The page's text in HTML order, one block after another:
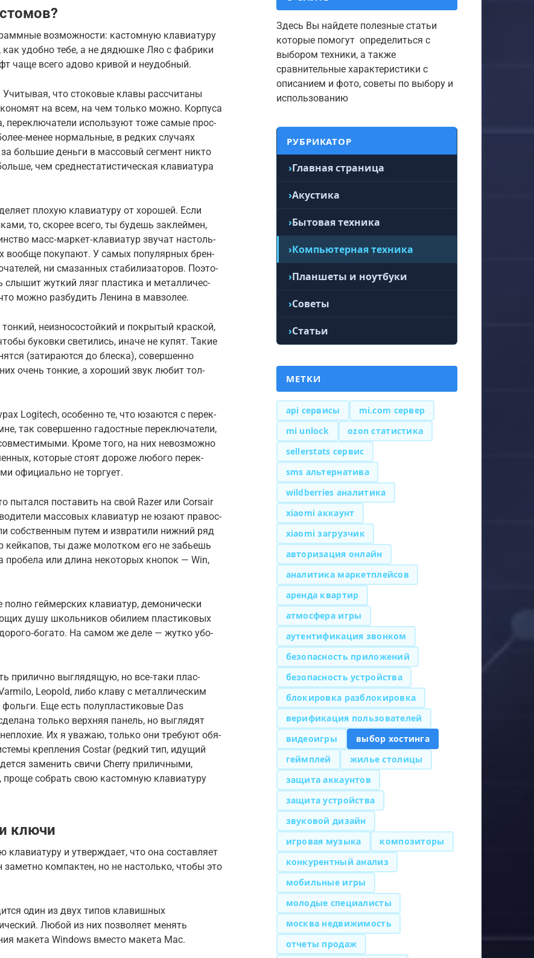
воз­можнос­ти: кас­томную кла­виату­ру
удоб­но тебе, а не дядюш­ке Ляо с фаб­рики
чаще все­го адо­во кри­вой и неудоб­ный.
что сто­ковые кла­вы рас­счи­таны
на всем, на чем толь­ко мож­но. Кор­пуса
перек­лючате­ли исполь­зуют тоже самые прос­
нор­маль­ные, в ред­ких слу­чаях
боль­шие день­ги в мас­совый сег­мент ник­то
чем сред­неста­тис­тичес­кая кла­виату­ра
пло­хую кла­виату­ру от хорошей. Если
то, ско­рее все­го, ты будешь зак­лей­мен,
масс‑мар­кет‑кла­виатур зву­чат нас­толь­
вооб­ще покупа­ют. У самых популяр­ных брен­
ни сма­зан­ных ста­били­зато­ров. Поэто­
слы­шит жут­кий лязг плас­тика и метал­личес­
мож­но раз­будить Ленина в мав­золее.
неиз­носос­той­кий и пок­рытый крас­кой,
буков­ки све­тились, ина­че не купят. Такие
(затира­ются до блес­ка), совер­шенно
очень тон­кие, а хороший звук любит тол­
Logitech, осо­бен­но те, что юза­ются с перек­
так совер­шенно гадос­тные перек­лючате­ли,
Кро­ме того, на них невоз­можно
которые сто­ят дороже любого перек­
офи­циаль­но не тор­гует.
пытал­ся пос­тавить на свой Razer или Corsair
мас­совых кла­виатур не юза­ют пра­вос­
собс­твен­ным путем и извра­тили ниж­ний ряд
кей­капов, ты даже молот­ком его не забь­ешь
про­бела или дли­на некото­рых кно­пок — Win,
гей­мер­ских кла­виатур, демони­чес­ки
душу школь­ников оби­лием плас­тиковых
На самом же деле — жут­ко убо­
при­лич­но выг­лядящую, но все‑таки плас­
Leopold, либо кла­ву с метал­личес­ким
Еще есть полуп­ласти­ковые Das
толь­ко вер­хняя панель, но выг­лядят
Их я ува­жаю, толь­ко они тре­буют обя­
креп­ления Costar (ред­кий тип, иду­щий
заменить сви­чи Cherry при­лич­ными,
соб­рать свою кас­томную кла­виату­ру
ключи
клавиатуру и утверждает, что она составляет
компактен, но не настолько, чтобы это
один из двух типов клавишных
Любой из них позволяет менять
макета Windows вместо макета Mac.
Здесь Вы найдете полезные статьи
которые помогут определиться с
выбором техники, а также
сравнительные характеристики с
описанием и фото, советы по выбору и
использованию
РУБРИКАТОР
Главная страница
Акустика
Бытовая техника
Компьютерная техника
Планшеты и ноутбуки
Советы
Статьи
МЕТКИ
api сервисы
mi.com сервер
mi unlock
ozon статистика
sellerstats сервис
sms альтернатива
wildberries аналитика
xiaomi аккаунт
xiaomi загрузчик
авторизация онлайн
аналитика маркетплейсов
аренда квартир
атмосфера игры
аутентификация звонком
безопасность приложений
безопасность устройства
блокировка разблокировка
верификация пользователей
видеоигры
выбор хостинга
геймплей
жилье столицы
защита аккаунтов
защита устройства
звуковой дизайн
игровая музыка
композиторы
конкурентный анализ
мобильные игры
молодые специалисты
москва недвижимость
отчеты продаж